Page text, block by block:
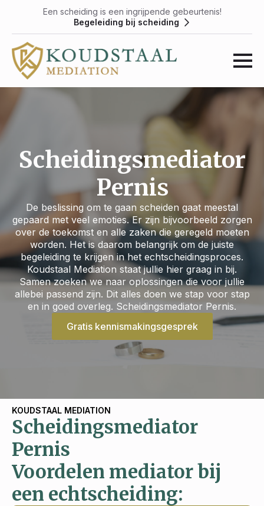
Een scheiding is een ingrijpende gebeurtenis!
Begeleiding bij scheiding
Scheidingsmediator
Pernis
De beslissing om te gaan scheiden gaat meestal
gepaard met veel emoties. Er zijn bijvoorbeeld zorgen
over de toekomst en alle zaken die geregeld moeten
worden. Het is daarom belangrijk om de juiste
begeleiding te krijgen in het echtscheidingsproces.
Koudstaal Mediation staat jullie hier graag in bij.
Samen zoeken we naar oplossingen die voor jullie
allebei passend zijn. Dit alles doen we stap voor stap
en in goed overleg. Scheidingsmediator Pernis.
Gratis kennismakingsgesprek
KOUDSTAAL MEDIATION
Scheidingsmediator
Pernis
Voordelen mediator bij
een echtscheiding: